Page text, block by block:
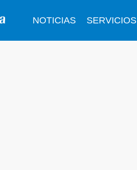
NOTICIAS SERVICIOS